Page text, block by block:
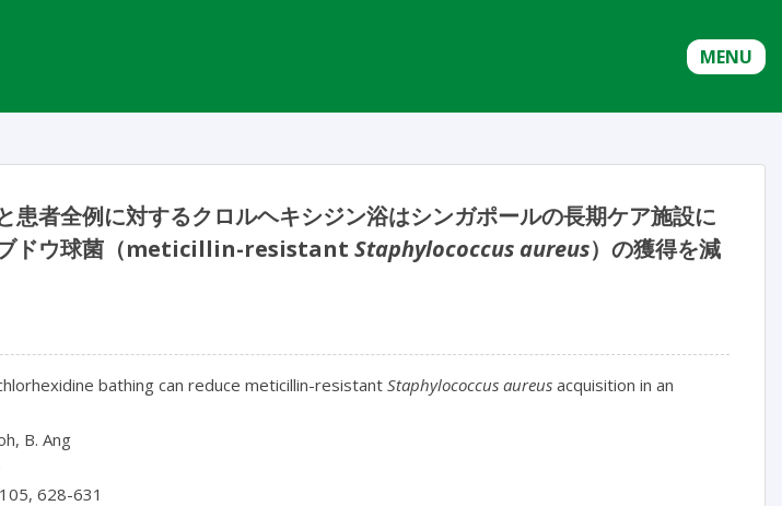
MENU
患者全例に対するクロルヘキシジン浴はシンガポールの長期ケア施設に
ブドウ球菌（meticillin-resistant Staphylococcus aureus）の獲得を減
bathing can reduce meticillin-resistant Staphylococcus aureus acquisition in an
B. Ang
628-631